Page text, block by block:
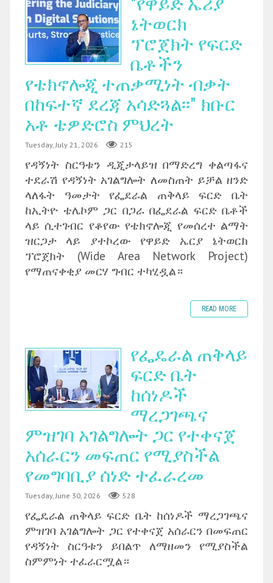
ኔትወርክ
ፕሮጀክት የፍርድ
ቤቶችን
የቴክኖሎጂ ተጠቃሚነት ብቃት
በከፍተኛ ደረጃ አሳድጓል፡፡" ክቡር
አቶ ቴዎድሮስ ምህረት
Tuesday, July 21, 2026 215
የዳኝነት ስርዓቱን ዲጂታላይዝ በማድረግ ቀልጣፋና
ተደራሽ የዳኝነት አገልግሎት ለመስጠት ይቻል ዘንድ
ላለፋት ዓመታት የፌደራል ጠቅላይ ፍርድ ቤት
ከኢትዮ ቴሌኮም ጋር በጋራ በፌደራል ፍርድ ቤቶች
ላይ ሲተገብር የቆየው የቴክኖሎጂ የመሰረተ ልማት
ዝርጋታ ላይ ያተኮረው የዋይድ ኤርያ ኔትወርክ
ፕሮጀክት (Wide Area Network Project)
የማጠናቀቂያ መርሃ ግብር ተካሂዷል።
READ MORE
የፌዴራል ጠቅላይ
ፍርድ ቤት
ከሰነዶች
ማረጋገጫና
ምዝገባ አገልግሎት ጋር የተቀናጀ
አሰራርን መፍጠር የሚያስችል
የመግባቢያ ሰነድ ተፈራረመ
Tuesday, June 30, 2026 528
‎የፌዴራል ጠቅላይ ፍርድ ቤት ከሰነዶች ማረጋገጫና
ምዝገባ አገልግሎት ጋር የተቀናጀ አሰራርን በመፍጠር
የዳኝነት ስርዓቱን ይበልጥ ለማዘመን የሚያስችል
ስምምነት ተፈራርሟል።